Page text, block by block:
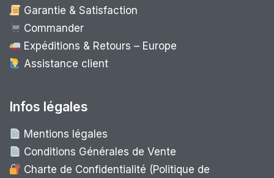
Garantie & Satisfaction
Commander
Expéditions & Retours – Europe
Assistance client
Infos légales
Mentions légales
Conditions Générales de Vente
Charte de Confidentialité (Politique de